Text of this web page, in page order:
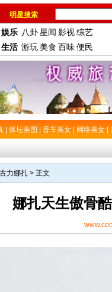
明星搜索
娱乐 八卦星闻 影视综艺
生活 游玩 美食 百味便民
体坛美图 香车美女 网络美女
古力娜扎 > 正文
娜扎天生傲骨